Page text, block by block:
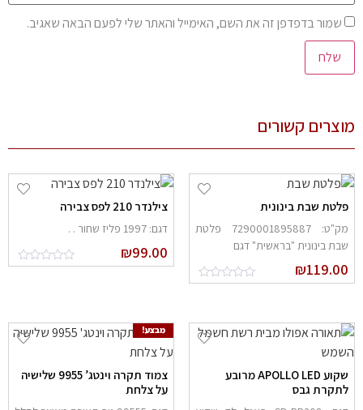
שמור בדפדפן זה את השם, האימייל והאתר שלי לפעם הבאה שאגיב.
קשורים
שבת בינונית
מק"ט: 7290001895887 פלטת
בינונית "בראשית" דגם
₪
צילנדר 210 לפס צבירה
דגם: 1997 פליז שחור . .
₪99.00
שקוע APOLLO LED מרובע
גבס
מבצע!
צמוד תקרה וינטג’ 9955 שלישיה
על צלחת